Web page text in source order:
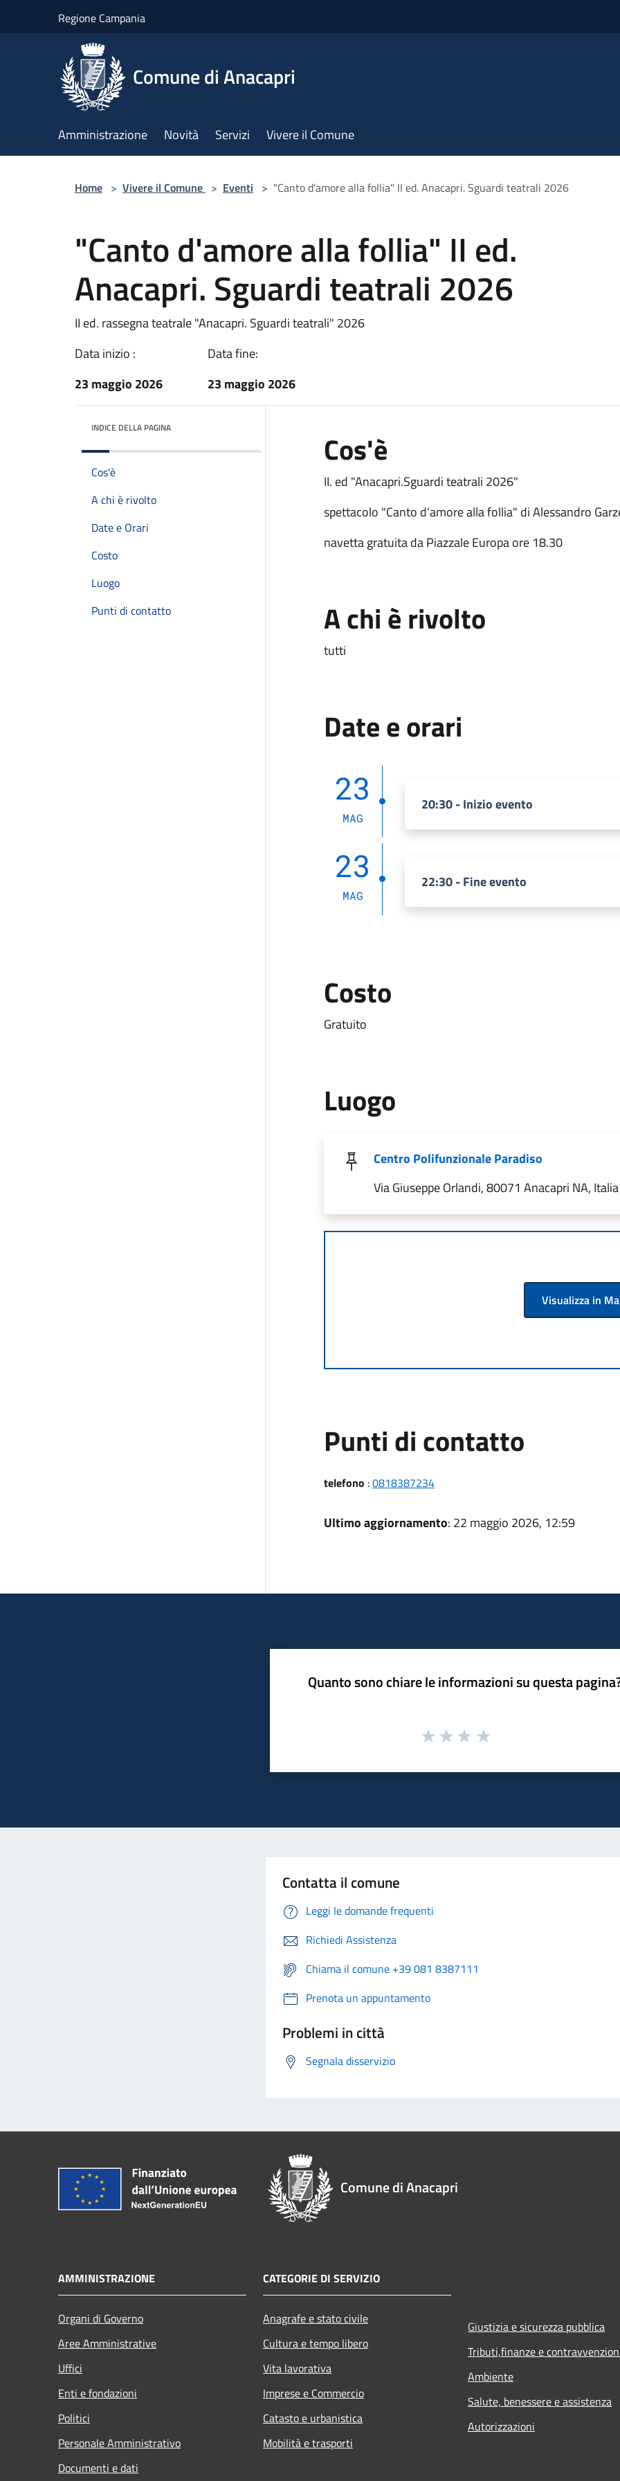
Regione Campania
Comune di Anacapri
Amministrazione Novità Servizi Vivere il Comune
Home > Vivere il Comune > Eventi > "Canto d'amore alla follia" II ed. Anacapri. Sguardi teatrali 2026
"Canto d'amore alla follia" II ed.
Anacapri. Sguardi teatrali 2026
II ed. rassegna teatrale "Anacapri. Sguardi teatrali" 2026
Data inizio :
23 maggio 2026
Data fine:
23 maggio 2026
INDICE DELLA PAGINA
Cos'è
A chi è rivolto
Date e Orari
Costo
Luogo
Punti di contatto
Cos'è
II. ed "Anacapri.Sguardi teatrali 2026"
spettacolo "Canto d'amore alla follia" di Alessandro
navetta gratuita da Piazzale Europa ore 18.30
A chi è rivolto
tutti
Date e orari
23
MAG
20:30 - Inizio evento
23
MAG
22:30 - Fine evento
Costo
Gratuito
Luogo
Centro Polifunzionale Paradiso
Via Giuseppe Orlandi, 80071 Anacapri NA, Italia
Visualizza in
Punti di contatto
telefono :0818387234
Ultimo aggiornamento: 22 maggio 2026, 12:59
Quanto sono chiare le informazioni su questa
Contatta il comune
Leggi le domande frequenti
Richiedi Assistenza
Chiama il comune +39 081 8387111
Prenota un appuntamento
Problemi in città
Segnala disservizio
Comune di Anacapri
AMMINISTRAZIONE
Organi di Governo
Aree Amministrative
Uffici
Enti e fondazioni
Politici
Personale Amministrativo
Documenti e dati
CATEGORIE DI SERVIZIO
Anagrafe e stato civile
Cultura e tempo libero
Vita lavorativa
Imprese e Commercio
Catasto e urbanistica
Mobilità e trasporti
Giustizia e sicurezza pubblica
Tributi,finanze e
Ambiente
Salute, benessere e assistenza
Autorizzazioni